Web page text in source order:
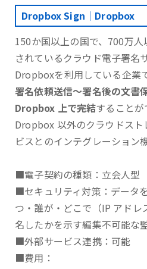
Dropbox Sign｜Dropbox
150か国以上の国で、700万
されているクラウド電子署名
Dropboxを利用している企業
署名依頼送信～署名後の文書
Dropbox 上で完結することが
Dropbox 以外のクラウドスト
ビスとのインテグレーション
■電子契約の種類：立会人型
■セキュリティ対策：データ
つ・誰が・どこで（IP アド
名したかを示す編集不可能な
■外部サービス連携：可能
■費用：